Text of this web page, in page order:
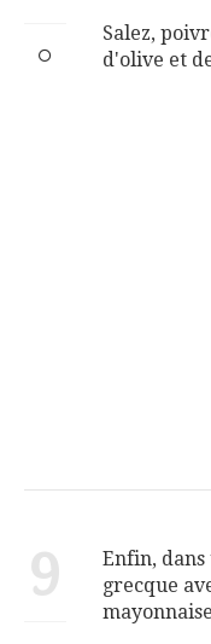
Salez,
d'olive et
9
Enfin,
grecque